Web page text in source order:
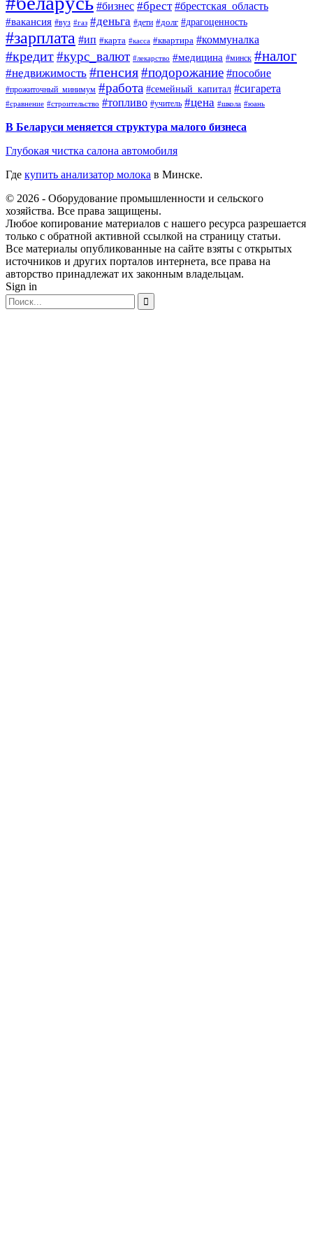
#бизнес #брест #брестская_область
#вакансия #вуз #газ #деньга #дети #долг #драгоценность
#зарплата #ип #карта #касса #квартира #коммуналка
#кредит#курс_валют #лекарство #медицина #минск #налог
#недвижимость #пенсия#подорожание #пособие
#прожиточный_минимум #работа #семейный_капитал #сигарета
#сравнение #строительство #топливо #учитель #цена #школа #юань
В Беларуси меняется структура малого бизнеса
Глубокая чистка салона автомобиля
Где купить анализатор молока в Минске.
© 2026 - Оборудование промышленности и сельского
хозяйства. Все права защищены.
Любое копирование материалов с нашего ресурса разрешается
только с обратной активной ссылкой на страницу статьи.
Все материалы опубликованные на сайте взяты с открытых
источников и других порталов интернета, все права на
авторство принадлежат их законным владельцам.
Sign in